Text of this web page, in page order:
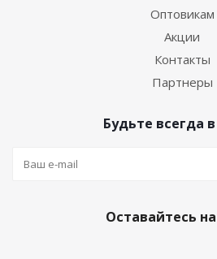
Оптовикам
Акции
Контакты
Партнеры
Будьте всегда
Оставайтесь